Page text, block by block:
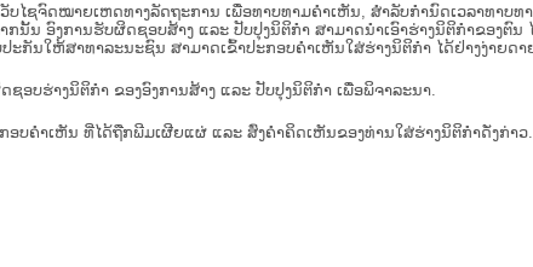
ໄຊຈົດໝາຍເຫດທາງລັດຖະການ ເພື່ອທາບທາມຄຳເຫັນ, ສໍາລັບກໍານົດເວລາທາບ
ອົງການຮັບຜິດຊອບສ້າງ ແລະ ປັບປຸງນິຕິກໍາ ສາມາດນຳເອົາຮ່າງນິຕິກຳຂອງຕົນ ໄ
ນໃຫ້ສາທາລະນະຊົນ ສາມາດເຂົ້າປະກອບຄໍາເຫັນໃສ່ຮ່າງນິຕິກຳ ໄດ້ຢ່າງງ່າຍດາ
ບຮ່າງນິຕິກຳ ຂອງອົງການສ້າງ ແລະ ປັບປຸງນິຕິກຳ ເພື່ອພິຈາລະນາ.
ອບຄຳເຫັນ ທີ່ໄດ້ຖືກພີມເຜີຍແຜ່ ແລະ ສົ່ງຄຳຄິດເຫັນຂອງທ່ານໃສ່ຮ່າງນິຕິກຳດັ່ງກ່າວ.